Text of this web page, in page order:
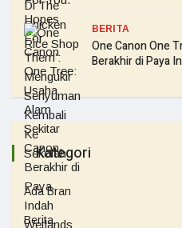
BERITA
One Canon One
Berakhir di Paya
Kategori
Ada Bran
Berita